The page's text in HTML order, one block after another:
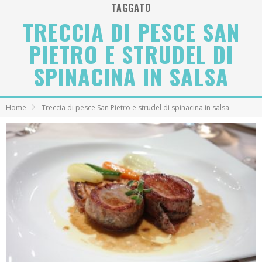
SEE YOU AT 5 | Chanel
TAGGATO
TRECCIA DI PESCE SAN
PIETRO E STRUDEL DI
SPINACINA IN SALSA
Home Treccia di pesce San Pietro e strudel di spinacina in salsa